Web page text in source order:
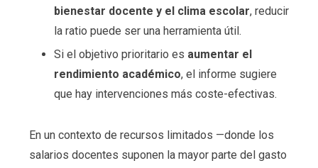
bienestar docente y el clima escolar, reducir
la ratio puede ser una herramienta útil.
Si el objetivo prioritario es aumentar el
rendimiento académico, el informe sugiere
que hay intervenciones más coste-efectivas.
En un contexto de recursos limitados —donde los
salarios docentes suponen la mayor parte del gasto